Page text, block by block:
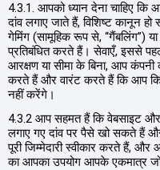
4.3.1. आपको ध्यान देना चाहिए
दांव लगाए जाते हैं, विशिष्ट कानून
गेमिंग (सामूहिक रूप से, “गैंबलिंग”)
प्रतिबंधित करते हैं। सेवाएँ, इससे
आरक्षण या सीमा के बिना, आप कंपनी
करते हैं और वारंट करते हैं कि आप
नहीं करेंगे।
4.3.2 आप सहमत हैं कि वेबसाइट
लगाए गए दांव पर पैसे खो सकते हैं
पूरी जिम्मेदारी स्वीकार करते हैं,
का आपका उपयोग आपके एकमात्र